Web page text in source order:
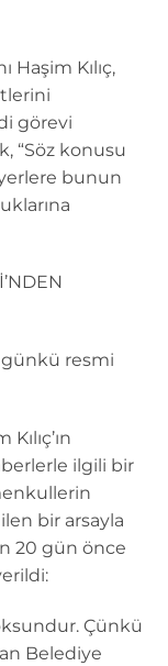
Haşim Kılıç,
görevi
“Söz konusu
bunun
resmi
ilgili bir
bir arsayla
20 gün önce
Çünkü
Belediye